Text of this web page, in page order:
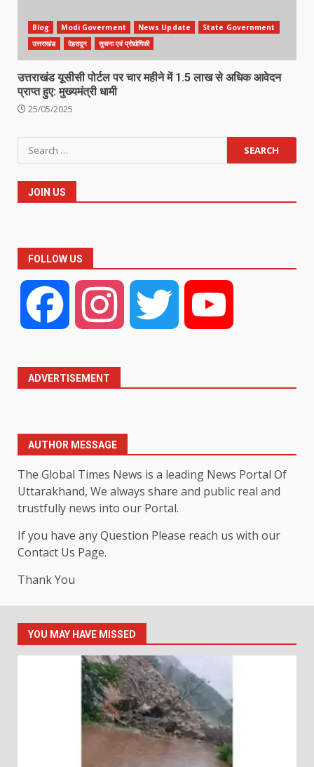
Blog Modi Goverment News Update
State Government
उत्तराखंड
देहरादून सुचना एवं प्रोद्योगिकी
उत्तराखंड यूसीसी पोर्टल पर चार महीने में 1.5 लाख से अधिक आवेदन
प्राप्त हुए: मुख्यमंत्री धामी
25/05/2025
Search
for:
JOIN US
FOLLOW US
Facebook Instagram Twitter
ADVERTISEMENT
AUTHOR MESSAGE
The Global Times News is a leading News Portal Of
Uttarakhand, We always share and public real and
trustfully news into our Portal.
If you have any Question Please reach us with our
Contact Us Page.
Thank You
YOU MAY HAVE MISSED